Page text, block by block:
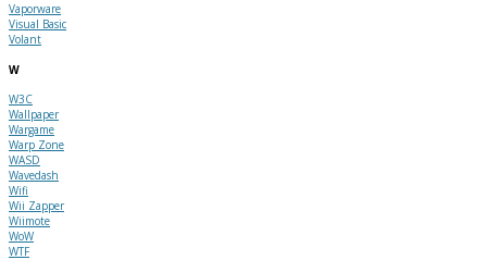
Vaporware
Visual Basic
Volant
W
W3C
Wallpaper
Wargame
Warp Zone
WASD
Wavedash
Wifi
Wii Zapper
Wiimote
WoW
WTF